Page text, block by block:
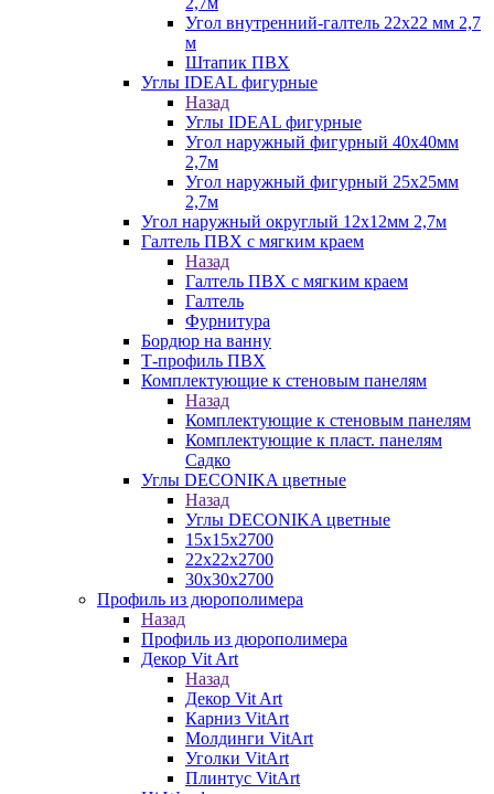
Угол внутренний-галтель 22х22 мм 2,7
м
Штапик ПВХ
Углы IDEAL фигурные
Назад
Углы IDEAL фигурные
Угол наружный фигурный 40х40мм
2,7м
Угол наружный фигурный 25х25мм
2,7м
Угол наружный округлый 12х12мм 2,7м
Галтель ПВХ с мягким краем
Назад
Галтель ПВХ с мягким краем
Галтель
Фурнитура
Бордюр на ванну
Т-профиль ПВХ
Комплектующие к стеновым панелям
Назад
Комплектующие к стеновым панелям
Комплектующие к пласт. панелям
Садко
Углы DECONIKA цветные
Назад
Углы DECONIKA цветные
15х15х2700
22х22х2700
30х30х2700
Профиль из дюрополимера
Назад
Профиль из дюрополимера
Декор Vit Art
Назад
Декор Vit Art
Карниз VitArt
Молдинги VitArt
Уголки VitArt
Плинтус VitArt